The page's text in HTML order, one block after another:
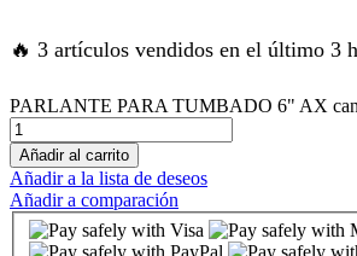
al
al
🔥 3 artículos vendidos en el último 3
PARLANTE PARA TUMBADO 6" AX
Añadir al carrito
Añadir a la lista de deseos
Añadir a comparación